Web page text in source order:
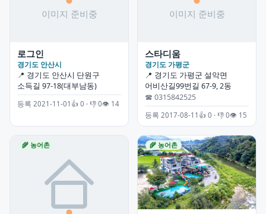
로그인
경기도 안산시
📍 경기도 안산시 단원구
소득길 97-18(대부남동)
등록 2021-11-01 👍 0 · 👎 0👁 14
스타디움
경기도 가평군
📍 경기도 가평군 설악면
어비산길99번길 67-9, 2동
☎ 0315842525
등록 2017-08-11 👍 0 · 👎 0👁 15
🌾 농어촌 🌾 농어촌